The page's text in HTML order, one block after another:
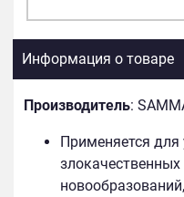
Информация о товаре
Производитель:
Применяется для